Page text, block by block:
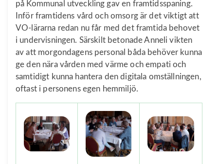
på Kommunal utveckling gav en framtidsspaning.
Inför framtidens vård och omsorg är det viktigt att
VO-lärarna redan nu får med det framtida behovet
i undervisningen. Särskilt betonade Annelivikten
av att morgondagens personal båda behöver kunna
ge den nära vården med värme och empati och
samtidigt kunna hantera den digitala omställningen,
oftast i personens egen hemmiljö.